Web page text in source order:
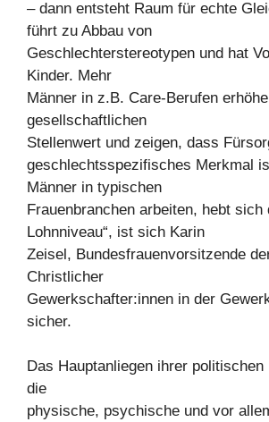
– dann entsteht Raum für echte
führt zu Abbau von
Geschlechterstereotypen und hat
Kinder. Mehr
Männer in z.B. Care-Berufen
gesellschaftlichen
Stellenwert und zeigen, dass
geschlechtsspezifisches Merkmal
Männer in typischen
Frauenbranchen arbeiten, hebt sich
Lohnniveau“, ist sich Karin
Zeisel, Bundesfrauenvorsitzende
Christlicher
Gewerkschafter:innen in der
sicher.
Das Hauptanliegen ihrer politischen
die
physische, psychische und vor